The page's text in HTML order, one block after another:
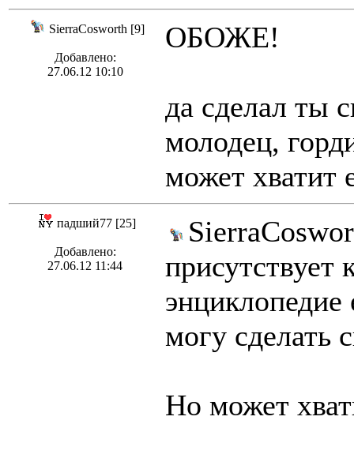
SierraCosworth [9]
Добавлено:
27.06.12 10:10
ОБОЖЕ!
да сделал ты
молодец,
может хватит
падший77 [25]
Добавлено:
27.06.12 11:44
присутствует
энциклопедие
могу сделать
Но может